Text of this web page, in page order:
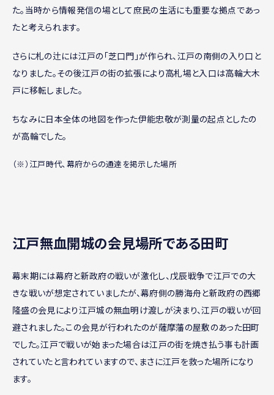
た。当時から情報発信の場として庶民の生活にも重要な拠点であっ
たと考えられます。
さらに札の辻には江戸の「芝口門」が作られ、江戸の南側の入り口と
なりました。その後江戸の街の拡張により高札場と入口は高輪大木
戸に移転しました。
ちなみに日本全体の地図を作った伊能忠敬が測量の起点としたの
が高輪でした。
（※）江戸時代、幕府からの通達を掲示した場所
江戸無血開城の会見場所である田町
幕末期には幕府と新政府の戦いが激化し、戊辰戦争で江戸での大
きな戦いが想定されていましたが、幕府側の勝海舟と新政府の西郷
隆盛の会見により江戸城の無血明け渡しが決まり、江戸の戦いが回
避されました。この会見が行われたのが薩摩藩の屋敷のあった田町
でした。江戸で戦いが始まった場合は江戸の街を焼き払う事も計画
されていたと言われていますので、まさに江戸を救った場所になり
ます。